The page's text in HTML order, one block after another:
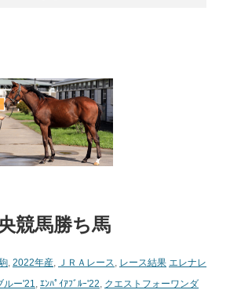
競馬勝ち馬
, 2022年産, ＪＲＡレース, レース結果 エレナレ
ルー'21, ｴﾝﾊﾟｲｱﾌﾞﾙｰ'22, クエストフォーワンダ